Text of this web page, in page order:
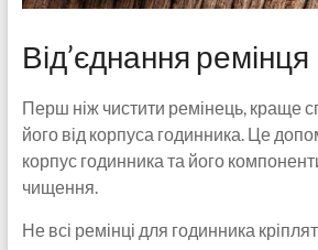
Від’єднання ремінця
Перш ніж чистити ремінець, краще
його від корпуса годинника. Це
корпус годинника та його
чищення.
Не всі ремінці для годинника